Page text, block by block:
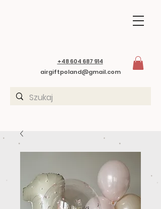
+48 604 687 914
airgiftpoland@gmail.com